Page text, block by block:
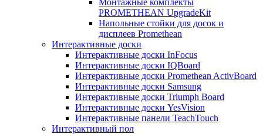
Монтажные комплекты
PROMETHEAN UpgradeKit
Напольные стойки для досок и
дисплеев Promethean
Интерактивные доски
Интерактивные доски InFocus
Интерактивные доски IQBoard
Интерактивные доски Promethean ActivBoard
Интерактивные доски Samsung
Интерактивные доски Triumph Board
Интерактивные доски YesVision
Интерактивные панели TeachTouch
Интерактивный пол